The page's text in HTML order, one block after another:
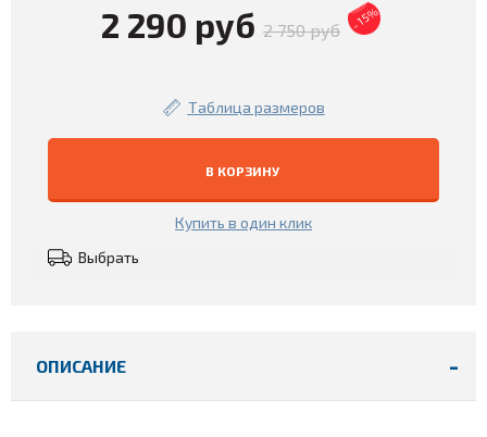
2 290 руб 2 750 руб - 15%
Таблица размеров
В КОРЗИНУ
Купить в один клик
Выбрать
ОПИСАНИЕ